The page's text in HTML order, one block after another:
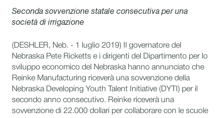
Seconda sovvenzione statale consecutiva per una
società di irrigazione
(DESHLER, Neb. - 1 luglio 2019) Il governatore del
Nebraska Pete Ricketts e i dirigenti del Dipartimento per lo
sviluppo economico del Nebraska hanno annunciato che
Reinke Manufacturing riceverà una sovvenzione della
Nebraska Developing Youth Talent Initiative (DYTI) per il
secondo anno consecutivo. Reinke riceverà una
sovvenzione di 22.000 dollari per collaborare con le scuole